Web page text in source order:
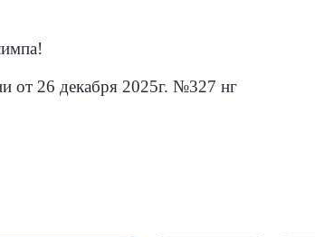
от 26 декабря 2025г. №327 нг